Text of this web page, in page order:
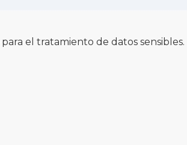
para el tratamiento de datos sensibles.